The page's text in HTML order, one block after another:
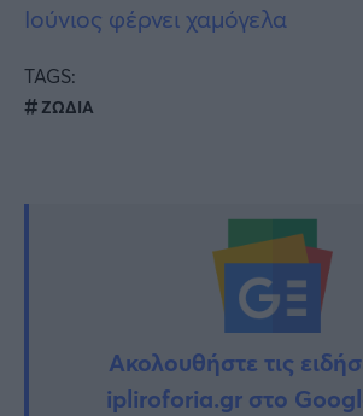
Ιούνιος φέρνει χαμόγελα
TAGS:
ΖΩΔΙΑ
Ακολουθήστε τις
ipliroforia.gr στο